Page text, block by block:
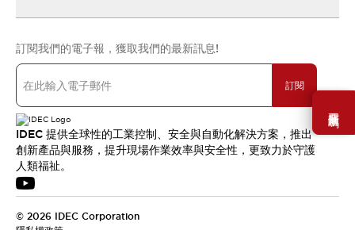
需要幫助嗎？
訂閱我們的電子報，獲取我們的最新訊息!
訂閱
IDEC 提供全球性的工業控制、安全與自動化解決方案，推出
創新產品與服務，提升現場作業效率與安全性，更致力於守護
人類福祉。
© 2026 IDEC Corporation